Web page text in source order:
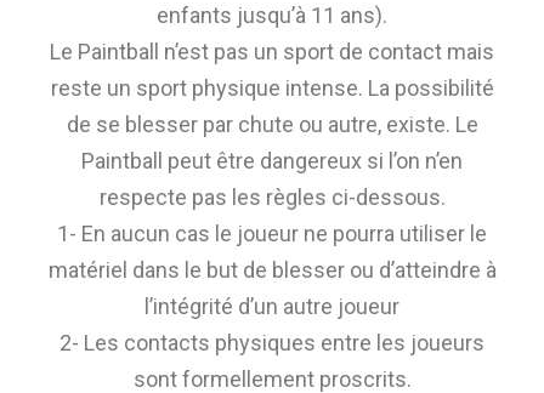
enfants jusqu’à 11 ans).
Le Paintball n’est pas un sport de contact mais
reste un sport physique intense. La possibilité
de se blesser par chute ou autre, existe. Le
Paintball peut être dangereux si l’on n’en
respecte pas les règles ci-dessous.
1- En aucun cas le joueur ne pourra utiliser le
matériel dans le but de blesser ou d’atteindre à
l’intégrité d’un autre joueur
2- Les contacts physiques entre les joueurs
sont formellement proscrits.